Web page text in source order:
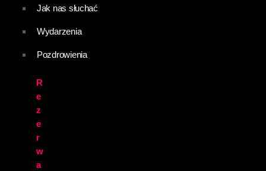
Jak nas słuchać
Wydarzenia
Pozdrowienia
R
e
z
e
r
w
a